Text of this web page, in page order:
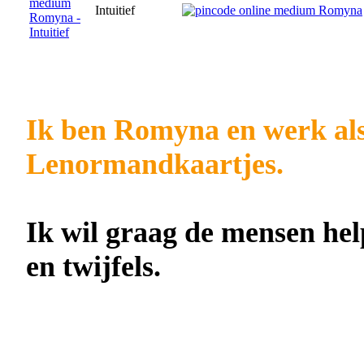
Intuitief
Ik ben Romyna en werk
Lenormandkaartjes.
Ik wil graag de mensen
en twijfels.